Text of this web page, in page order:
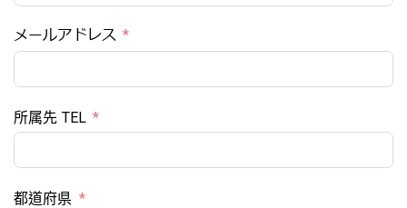
メールアドレス
所属先 TEL
都道府県